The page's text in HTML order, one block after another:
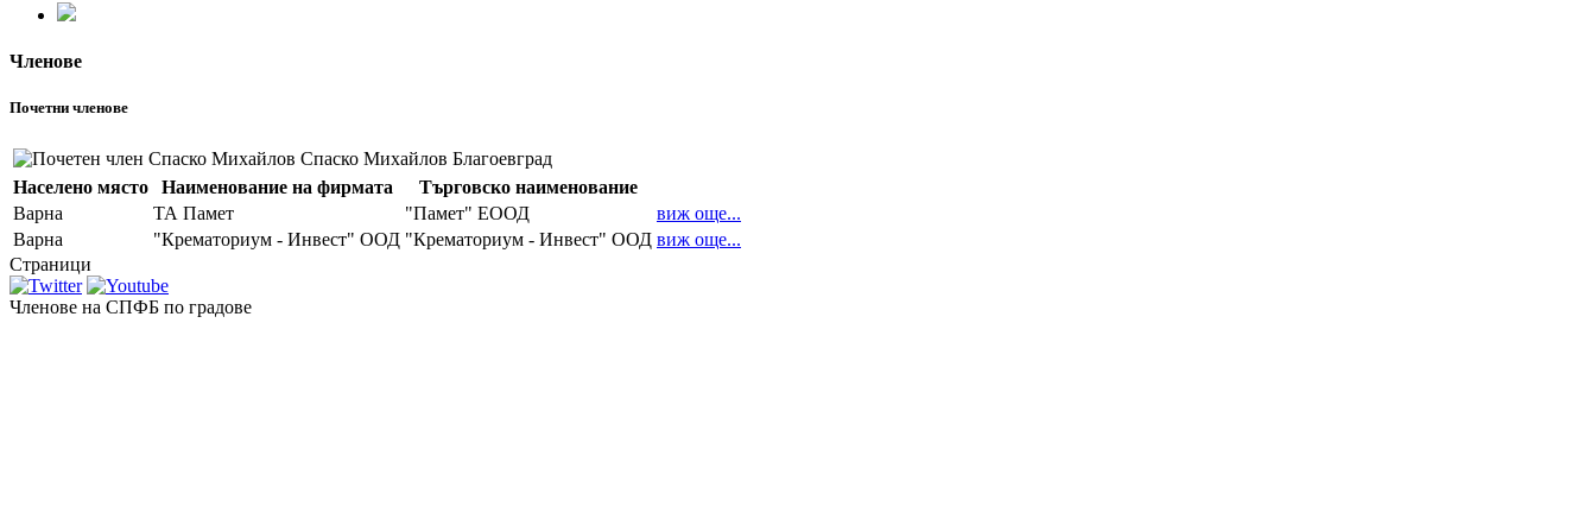
Членове
Почетни членове
Спаско Михайлов Благоевград
Населено място
Наименование на фирмата
Търговско наименование
Варна
ТА Памет "Памет" ЕООД
виж още...
Варна
"Крематориум - Инвест" ООД "Крематориум - Инвест" ООД виж още...
Страници
Членове на СПФБ по градове